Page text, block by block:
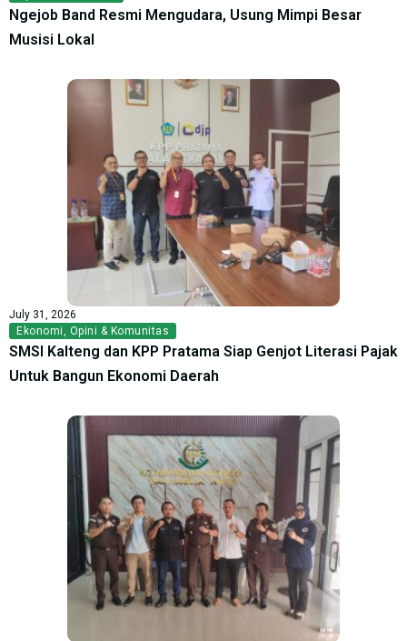
Ngejob Band Resmi Mengudara, Usung Mimpi Besar
Musisi Lokal
July 31, 2026
Ekonomi, Opini & Komunitas
SMSI Kalteng dan KPP Pratama Siap Genjot Literasi Pajak
Untuk Bangun Ekonomi Daerah